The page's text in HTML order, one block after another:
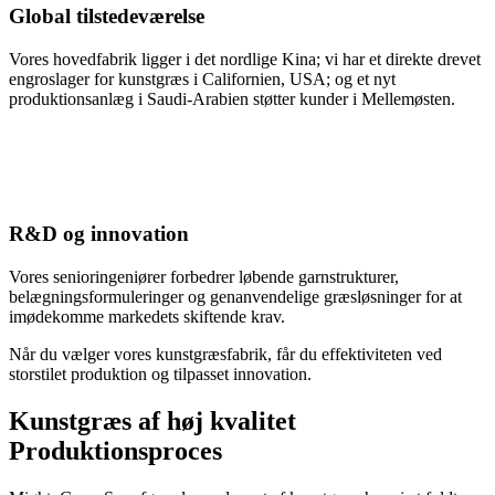
Global tilstedeværelse
Vores hovedfabrik ligger i det nordlige Kina; vi har et direkte drevet
engroslager for kunstgræs i Californien, USA; og et nyt
produktionsanlæg i Saudi-Arabien støtter kunder i Mellemøsten.
R&D og innovation
Vores senioringeniører forbedrer løbende garnstrukturer,
belægningsformuleringer og genanvendelige græsløsninger for at
imødekomme markedets skiftende krav.
Når du vælger vores kunstgræsfabrik, får du effektiviteten ved
storstilet produktion og tilpasset innovation.
Kunstgræs af høj kvalitet
Produktionsproces